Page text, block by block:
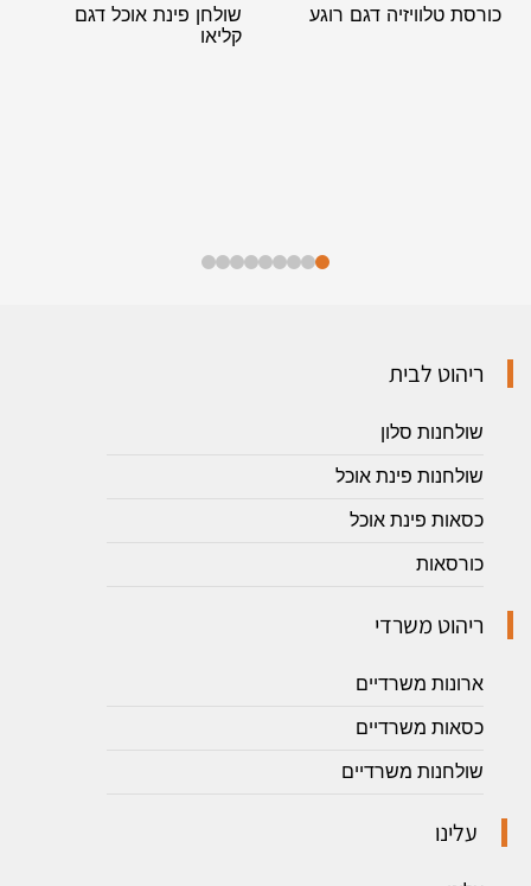
כורסת טלוויזיה דגם רוגע
שולחן פינת אוכל דגם
קליאו
ריהוט לבית
שולחנות סלון
שולחנות פינת אוכל
כסאות פינת אוכל
כורסאות
ריהוט משרדי
ארונות משרדיים
כסאות משרדיים
שולחנות משרדיים
עלינו